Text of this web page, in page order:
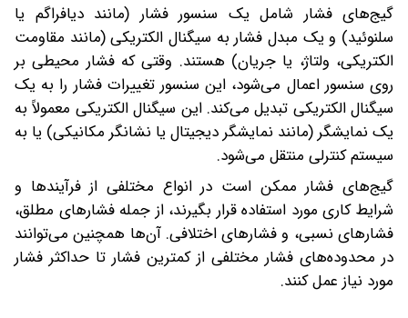
گیج‌های فشار شامل یک سنسور فشار (مانند دیافراگم یا
سلنوئید) و یک مبدل فشار به سیگنال الکتریکی (مانند مقاومت
الکتریکی، ولتاژ، یا جریان) هستند. وقتی که فشار محیطی بر
روی سنسور اعمال می‌شود، این سنسور تغییرات فشار را به یک
سیگنال الکتریکی تبدیل می‌کند. این سیگنال الکتریکی معمولاً به
یک نمایشگر (مانند نمایشگر دیجیتال یا نشانگر مکانیکی) یا به
سیستم کنترلی منتقل می‌شود.
گیج‌های فشار ممکن است در انواع مختلفی از فرآیندها و
شرایط کاری مورد استفاده قرار بگیرند، از جمله فشارهای مطلق،
فشارهای نسبی، و فشارهای اختلافی. آن‌ها همچنین می‌توانند
در محدوده‌های فشار مختلفی از کمترین فشار تا حداکثر فشار
مورد نیاز عمل کنند.